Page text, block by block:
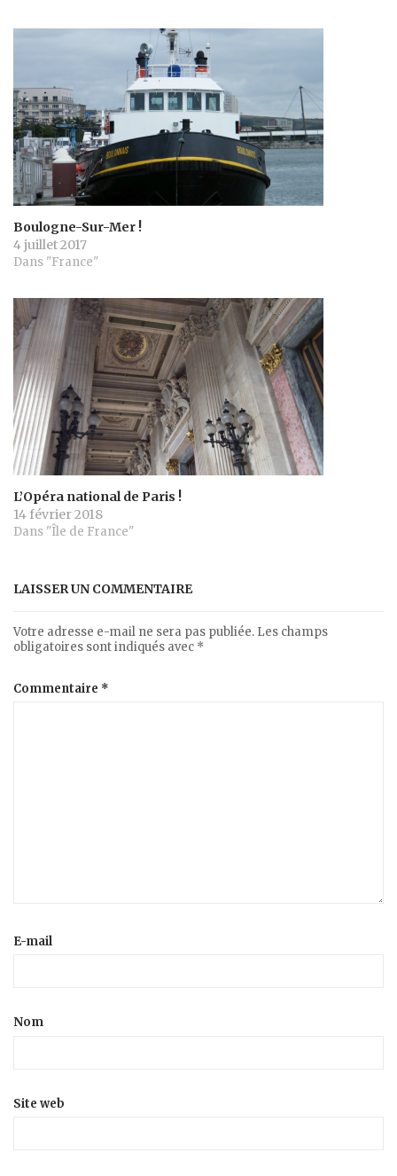
Boulogne-Sur-Mer !
4 juillet 2017
Dans "France"
L’Opéra national de Paris !
14 février 2018
Dans "Île de France"
LAISSER UN COMMENTAIRE
Votre adresse e-mail ne sera pas publiée. Les champs
obligatoires sont indiqués avec *
Commentaire *
E-mail
Nom
Site web